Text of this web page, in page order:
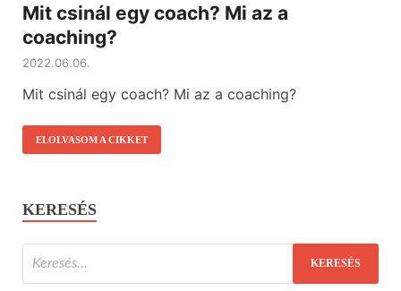
Mit csinál egy coach? Mi az a
coaching?
2022.06.06.
Mit csinál egy coach? Mi az a coaching?
ELOLVASOM A CIKKET
KERESÉS